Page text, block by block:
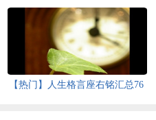
【热门】人生格言座右铭汇总76